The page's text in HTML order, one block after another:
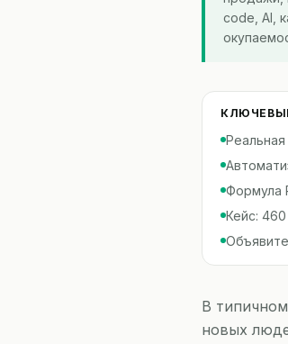
code, AI,
Формула
Кейс:
В
новых